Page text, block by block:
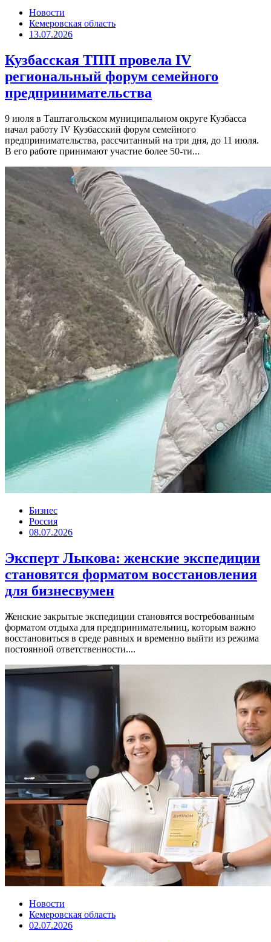
Новости
Кемеровская область
13.07.2026
Кузбасская ТПП провела IV
региональный форум семейного
предпринимательства
9 июля в Таштагольском муниципальном округе Кузбасса
начал работу IV Кузбасский форум семейного
предпринимательства, рассчитанный на три дня, до 11 июля.
В его работе принимают участие более 50-ти...
Бизнес
Россия
08.07.2026
Эксперт Лыкова: женские экспедиции
становятся форматом восстановления
для бизнесвумен
Женские закрытые экспедиции становятся востребованным
форматом отдыха для предпринимательниц, которым важно
восстановиться в среде равных и временно выйти из режима
постоянной ответственности....
Новости
Кемеровская область
02.07.2026